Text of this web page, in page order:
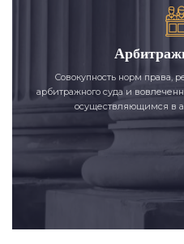
Совокупность норм права,
арбитражного суда и
осуществляющимся в